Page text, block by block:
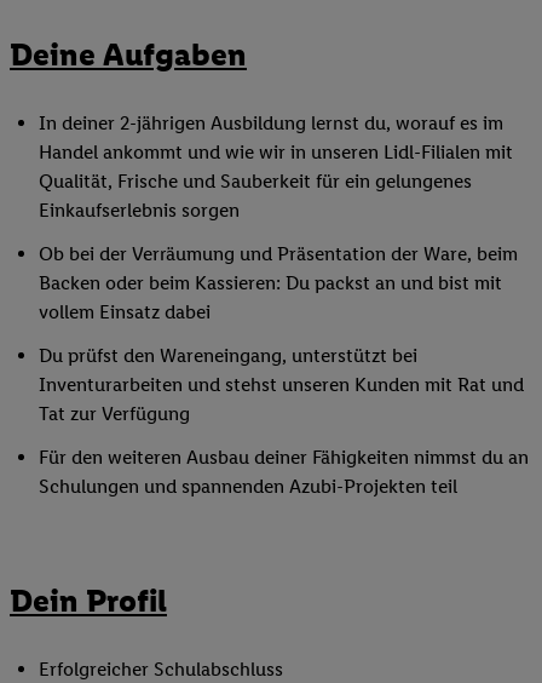
Deine Aufgaben
In deiner 2-jährigen Ausbildung lernst du, worauf es im
Handel ankommt und wie wir in unseren Lidl-Filialen mit
Qualität, Frische und Sauberkeit für ein gelungenes
Einkaufserlebnis sorgen
Ob bei der Verräumung und Präsentation der Ware, beim
Backen oder beim Kassieren: Du packst an und bist mit
vollem Einsatz dabei
Du prüfst den Wareneingang, unterstützt bei
Inventurarbeiten und stehst unseren Kunden mit Rat und
Tat zur Verfügung
Für den weiteren Ausbau deiner Fähigkeiten nimmst du an
Schulungen und spannenden Azubi-Projekten teil
Dein Profil
Erfolgreicher Schulabschluss